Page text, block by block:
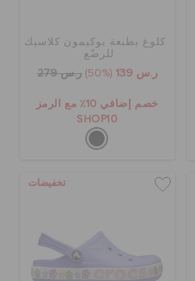
كلوغ بطبعة بوكيمون كلاسيك
للرضّع
ر.س 139 (50%) ر.س 279
خصم إضافي 10٪ مع الرمز
SHOP10
تخفيضات